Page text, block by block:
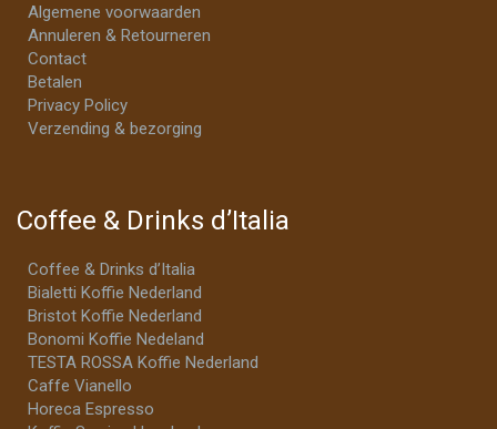
Algemene voorwaarden
Annuleren & Retourneren
Contact
Betalen
Privacy Policy
Verzending & bezorging
Coffee & Drinks d’Italia
Coffee & Drinks d’Italia
Bialetti Koffie Nederland
Bristot Koffie Nederland
Bonomi Koffie Nedeland
TESTA ROSSA Koffie Nederland
Caffe Vianello
Horeca Espresso